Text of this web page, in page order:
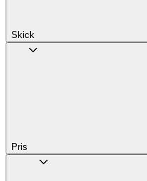
Skick
Pris